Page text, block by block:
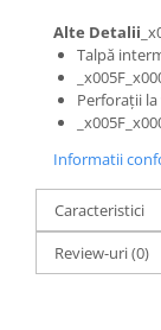
Alte Detalii
Talpă
Perforații
Informatii
Caracteristici
Review-uri(0)